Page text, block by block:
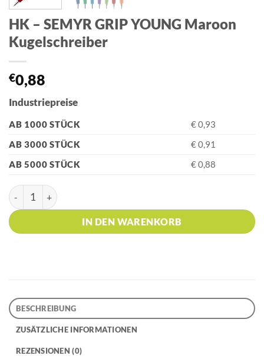
HK – SEMYR GRIP YOUNG Maroon
Kugelschreiber
€0,88
Industriepreise
AB 1000 STÜCK
€ 0,93
AB 3000 STÜCK
€ 0,91
AB 5000 STÜCK
€ 0,88
HK - SEMYR GRIP YOUNG Maroon Kugelschreiber Menge
IN DEN WARENKORB
BESCHREIBUNG
ZUSÄTZLICHE INFORMATIONEN
REZENSIONEN (0)